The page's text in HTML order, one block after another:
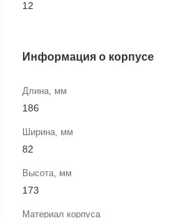
12
Информация о корпусе
Длина, мм
186
Ширина, мм
82
Высота, мм
173
Материал корпуса